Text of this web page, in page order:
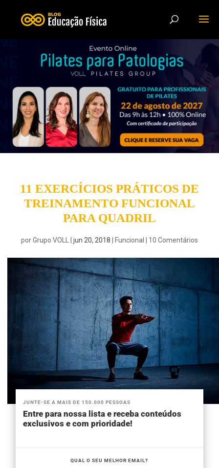
11 EXERCÍCIOS PRÁTICOS DE
TREINAMENTO FUNCIONAL
PARA QUADRIL
porGrupo VOLL jun 20, 2018 Funcional 10 Comentários
JUNTE-SE A MAIS DE 150.000 PESSOAS
Entre para nossa lista e receba conteúdos
exclusivos e com prioridade!
QUAL O SEU MELHOR EMAIL?